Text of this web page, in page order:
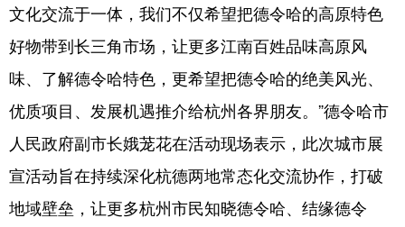
文化交流于一体，我们不仅希望把德令哈的高原特色
好物带到长三角市场，让更多江南百姓品味高原风
味、了解德令哈特色，更希望把德令哈的绝美风光、
优质项目、发展机遇推介给杭州各界朋友。”德令哈市
人民政府副市长娥茏花在活动现场表示，此次城市展
宣活动旨在持续深化杭德两地常态化交流协作，打破
地域壁垒，让更多杭州市民知晓德令哈、结缘德令